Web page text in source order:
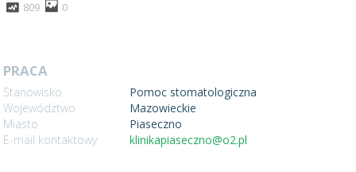
809 0
PRACA
Stanowisko
Pomoc stomatologiczna
Województwo
Mazowieckie
Miasto
Piaseczno
E-mail kontaktowy
klinikapiaseczno@o2.pl